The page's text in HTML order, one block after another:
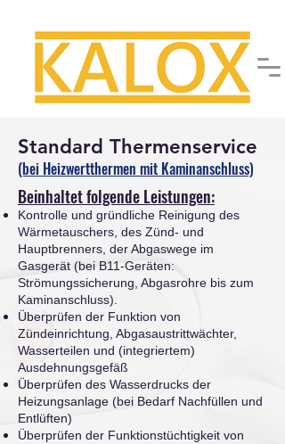
Standard Thermenservice
(bei Heizwertthermen mit Kaminanschluss)
Beinhaltet folgende Leistungen:
Kontrolle und gründliche Reinigung des
Wärmetauschers, des Zünd- und
Hauptbrenners, der Abgaswege im
Gasgerät (bei B11-Geräten:
Strömungssicherung, Abgasrohre bis zum
Kaminanschluss).
Überprüfen der Funktion von
Zündeinrichtung, Abgasaustrittwächter,
Wasserteilen und (integriertem)
Ausdehnungsgefäß
Überprüfen des Wasserdrucks der
Heizungsanlage (bei Bedarf Nachfüllen und
Entlüften)
Überprüfen der Funktionstüchtigkeit von